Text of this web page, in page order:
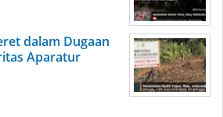
dalam Dugaan
Aparatur